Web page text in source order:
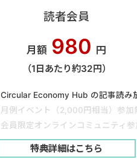
読者会員
月額 980 円
（1日あたり約32円）
Circular Economy Hub の記事読み
月例イベント（2,000円相当）参加
会員限定オンラインコミュニティ参
特典詳細はこちら